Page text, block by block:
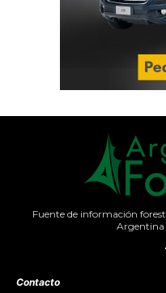
Fuente de información
Argentina
Contacto